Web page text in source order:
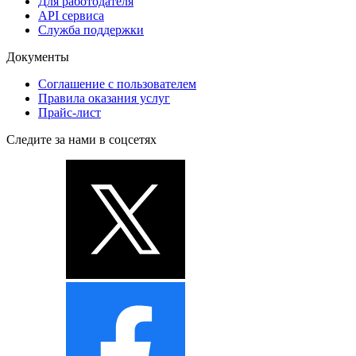
API сервиса
Служба поддержки
Документы
Соглашение с пользователем
Правила оказания услуг
Прайс-лист
Следите за нами в соцсетях